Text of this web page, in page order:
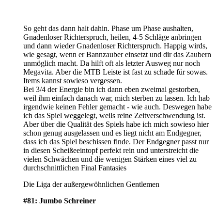
So geht das dann halt dahin. Phase um Phase aushalten,
Gnadenloser Richterspruch, heilen, 4-5 Schläge anbringen
und dann wieder Gnadenloser Richterspruch. Happig wirds,
wie gesagt, wenn er Bannzauber einsetzt und dir das Zaubern
unmöglich macht. Da hilft oft als letzter Ausweg nur noch
Megavita. Aber die MTB Leiste ist fast zu schade für sowas.
Items kannst sowieso vergessen.
Bei 3/4 der Energie bin ich dann eben zweimal gestorben,
weil ihm einfach danach war, mich sterben zu lassen. Ich hab
irgendwie keinen Fehler gemacht - wie auch. Deswegen habe
ich das Spiel weggelegt, weils reine Zeitverschwendung ist.
Aber über die Qualität des Spiels habe ich mich sowieso hier
schon genug ausgelassen und es liegt nicht am Endgegner,
dass ich das Spiel beschissen finde. Der Endgegner passt nur
in diesen Scheißeeintopf perfekt rein und unterstreicht die
vielen Schwächen und die wenigen Stärken eines viel zu
durchschnittlichen Final Fantasies
Die Liga der außergewöhnlichen Gentlemen
#81: Jumbo Schreiner